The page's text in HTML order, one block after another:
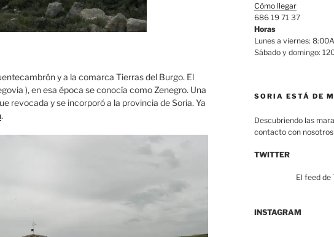
y a la comarca Tierras del Burgo. El
), en esa época se conocía como Zenegro. Una
revocada y se incorporó a la provincia de Soria. Ya
.
Cómo llegar
686 19 71 37
Horas
Lunes a viernes:
Sábado y domingo:
SORIA ESTÁ DE
Descubriendo las
contacto con nosotros
TWITTER
El feed de
INSTAGRAM